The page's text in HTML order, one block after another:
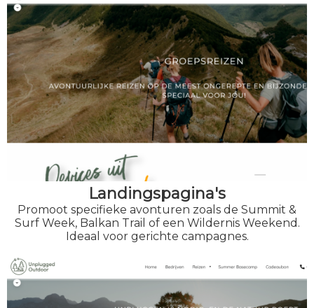
Landingspagina's
Promoot specifieke avonturen zoals de Summit &
Surf Week, Balkan Trail of een Wildernis Weekend.
Ideaal voor gerichte campagnes.